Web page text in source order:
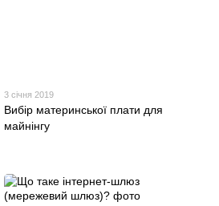
3 січня 2019
Вибір материнської плати для
майнінгу